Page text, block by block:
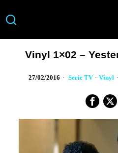
Vinyl 1×02 –
27/02/2016 Serie TV · Vinyl